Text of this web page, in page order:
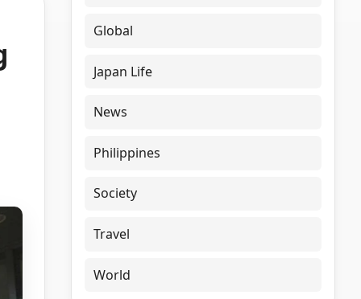
Global
Japan Life
News
Philippines
Society
Travel
World